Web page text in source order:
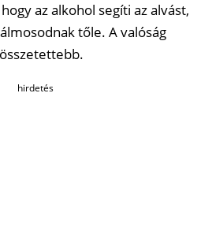
az alkohol segíti az alvást,
tőle. A valóság
hirdetés